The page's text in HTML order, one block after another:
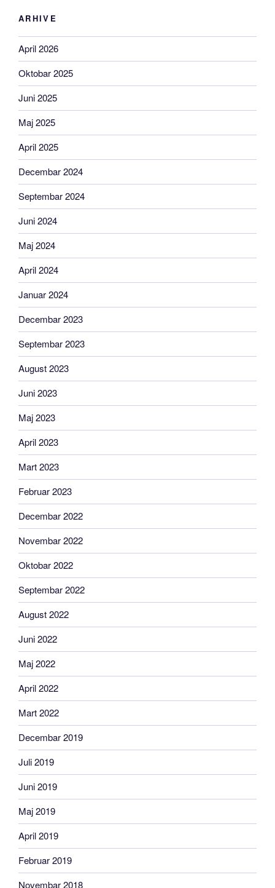
ARHIVE
April 2026
Oktobar 2025
Juni 2025
Maj 2025
April 2025
Decembar 2024
Septembar 2024
Juni 2024
Maj 2024
April 2024
Januar 2024
Decembar 2023
Septembar 2023
August 2023
Juni 2023
Maj 2023
April 2023
Mart 2023
Februar 2023
Decembar 2022
Novembar 2022
Oktobar 2022
Septembar 2022
August 2022
Juni 2022
Maj 2022
April 2022
Mart 2022
Decembar 2019
Juli 2019
Juni 2019
Maj 2019
April 2019
Februar 2019
Novembar 2018